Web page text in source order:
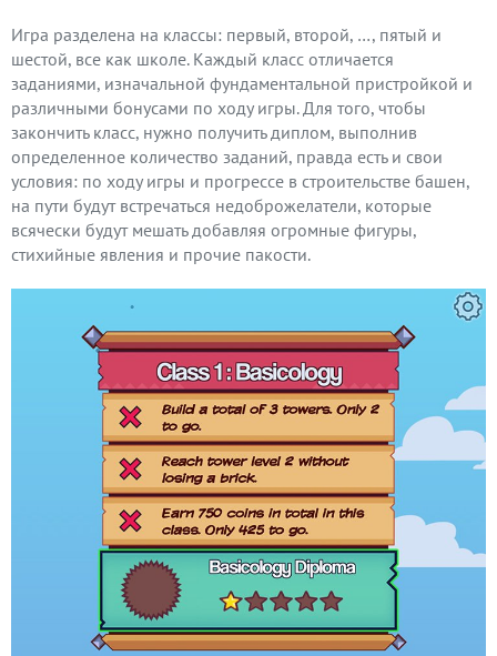
Игра разделена на классы: первый, второй, …, пятый и
шестой, все как школе. Каждый класс отличается
заданиями, изначальной фундаментальной пристройкой и
различными бонусами по ходу игры. Для того, чтобы
закончить класс, нужно получить диплом, выполнив
определенное количество заданий, правда есть и свои
условия: по ходу игры и прогрессе в строительстве башен,
на пути будут встречаться недоброжелатели, которые
всячески будут мешать добавляя огромные фигуры,
стихийные явления и прочие пакости.